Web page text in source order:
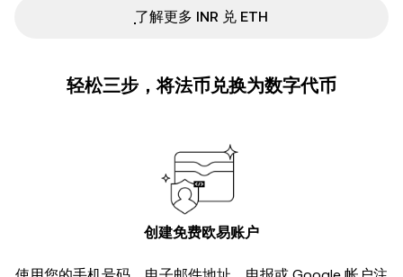
ִִִִִִִִִִִִִִִִִִִִִִִִִִִִִִִִִִִִִִִִִִִִִִִ了解更多 INR 兑 ETH
轻松三步，将法币兑换为数字代币
创建免费欧易账户